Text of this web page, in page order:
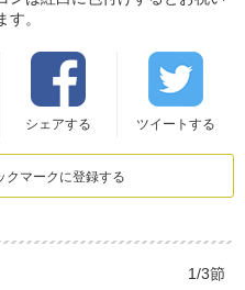
。
シェアする ツイートする
クマークに登録する
1/3節